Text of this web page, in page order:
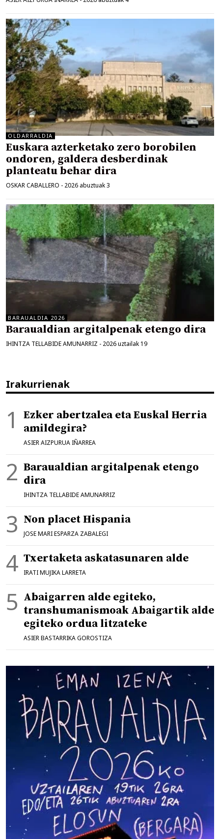
OLDARRALDIA
Euskara azterketako zero borobilen
ondoren, galdera desberdinak
planteatu behar dira
OSKAR CABALLERO - 2026 abuztuak 3
BARAUALDIA 2026
Baraualdian argitalpenak etengo dira
IHINTZA TELLABIDE AMUNARRIZ - 2026 uztailak 19
Irakurrienak
Ezker abertzalea eta Euskal Herria
amildegira?
ASIER AIZPURUA IÑARREA
Baraualdian argitalpenak etengo
dira
IHINTZA TELLABIDE AMUNARRIZ
Non placet Hispania
JOSE MARI ESPARZA ZABALEGI
Txertaketa askatasunaren alde
IRATI MUJIKA LARRETA
Abaigarren alde egiteko,
transhumanismoak Abaigartik alde
egiteko ordua litzateke
ASIER BASTARRIKA GOROSTIZA